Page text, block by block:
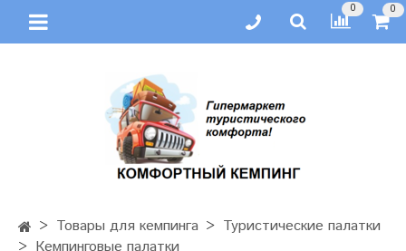
0 0
Товары для кемпинга
Туристические палатки